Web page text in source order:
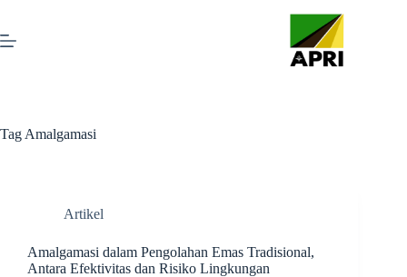
Tag Amalgamasi
Artikel
Amalgamasi dalam Pengolahan Emas Tradisional,
Antara Efektivitas dan Risiko Lingkungan